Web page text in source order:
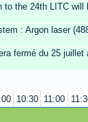
to the 24th LITC
: Argon laser
fermé du 25
10:30 11:00